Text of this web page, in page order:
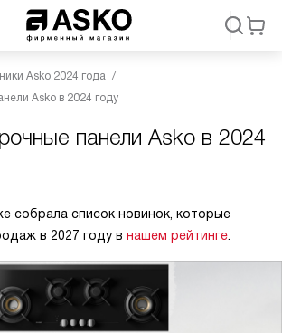
Asko 2024 года
Asko в 2024 году
панели Asko в 2024
собрала список новинок, которые
в 2027 году в нашем рейтинге